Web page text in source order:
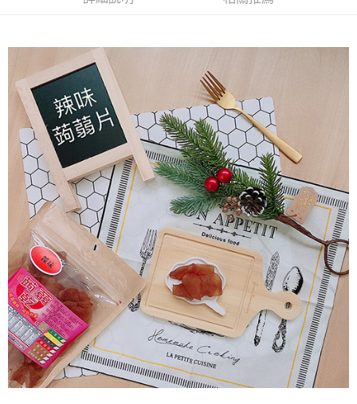
全家取貨付款
每筆NT$60，滿NT$799(含以上)免運費
付款後全家取貨
每筆NT$60，滿NT$799(含以上)免運費
7-11取貨付款
每筆NT$60，滿NT$799(含以上)免運費
付款後7-11取貨
每筆NT$60，滿NT$799(含以上)免運費
宅配到家
每筆NT$150，滿NT$1,399(含以上)免運費
澎湖金門馬祖宅配到家
每筆NT$250
付款後門市自取